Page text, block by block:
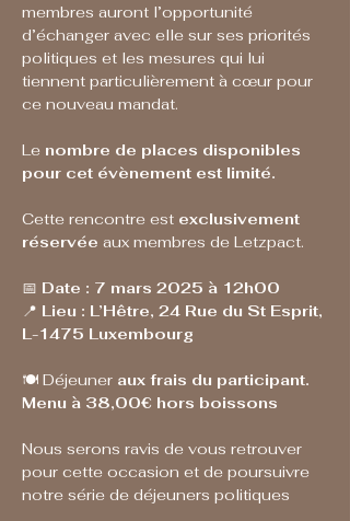
membres auront l’opportunité
d’échanger avec elle sur ses priorités
politiques et les mesures qui lui
tiennent particulièrement à cœur pour
ce nouveau mandat.
Le nombre de places disponibles
pour cet évènement est limité.
Cette rencontre est exclusivement
réservée aux membres de Letzpact.
📅 Date : 7 mars 2025 à 12h00
📍 Lieu : L’Hêtre, 24 Rue du St Esprit,
L-1475 Luxembourg
🍽️ Déjeuner aux frais du participant.
Menu à 38,00€ hors boissons
Nous serons ravis de vous retrouver
pour cette occasion et de poursuivre
notre série de déjeuners politiques